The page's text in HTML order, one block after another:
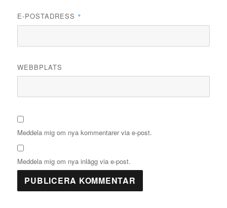
E-POSTADRESS *
WEBBPLATS
Meddela mig om nya kommentarer via e-post.
Meddela mig om nya inlägg via e-post.